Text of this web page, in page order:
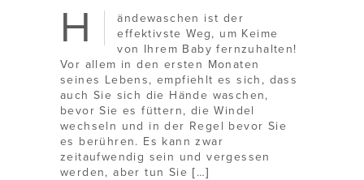
H
ändewaschen ist der
effektivste Weg, um Keime
von Ihrem Baby fernzuhalten!
Vor allem in den ersten Monaten
seines Lebens, empfiehlt es sich, dass
auch Sie sich die Hände waschen,
bevor Sie es füttern, die Windel
wechseln und in der Regel bevor Sie
es berühren. Es kann zwar
zeitaufwendig sein und vergessen
werden, aber tun Sie […]